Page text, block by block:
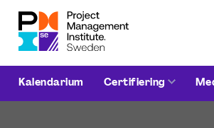
Kalendarium Certifiering